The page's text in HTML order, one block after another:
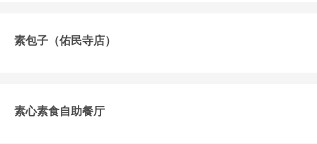
素包子（佑民寺店）
素心素食自助餐厅